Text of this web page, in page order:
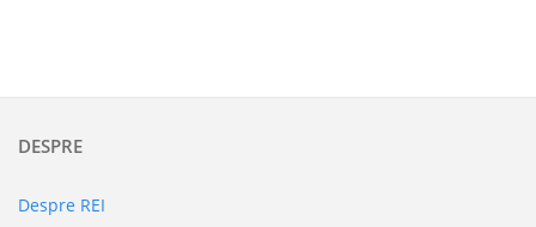
DESPRE
Despre REI